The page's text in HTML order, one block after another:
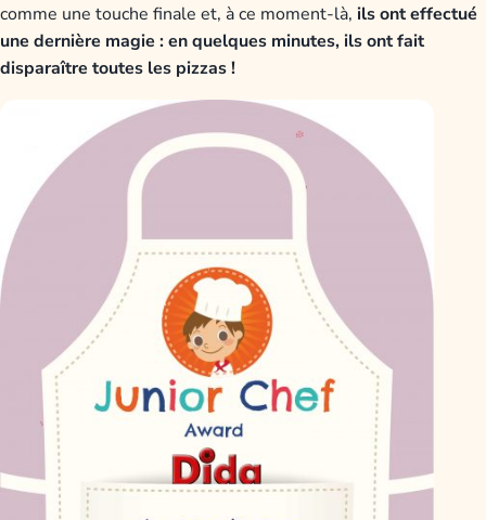
comme une touche finale et, à ce moment-là, ils ont effectué
une dernière magie : en quelques minutes, ils ont fait
disparaître toutes les pizzas !